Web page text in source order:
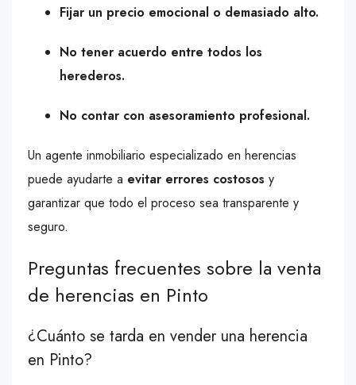
Fijar un precio emocional o demasiado alto.
No tener acuerdo entre todos los
herederos.
No contar con asesoramiento profesional.
Un agente inmobiliario especializado en herencias
puede ayudarte a evitar errores costosos y
garantizar que todo el proceso sea transparente y
seguro.
Preguntas frecuentes sobre la venta
de herencias en Pinto
¿Cuánto se tarda en vender una herencia
en Pinto?